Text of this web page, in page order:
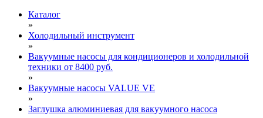
Каталог
»
Холодильный инструмент
»
Вакуумные насосы для кондиционеров и холодильной
техники от 8400 руб.
»
Вакуумные насосы VALUE VE
»
Заглушка алюминиевая для вакуумного насоса